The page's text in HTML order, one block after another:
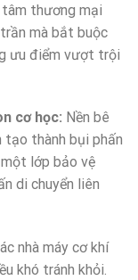
thương mại
mà bắt buộc
ưu điểm vượt trội
cơ học: Nền bê
thành bụi phấn
lớp bảo vệ
di chuyển liên
nhà máy cơ khí
khó tránh khỏi.